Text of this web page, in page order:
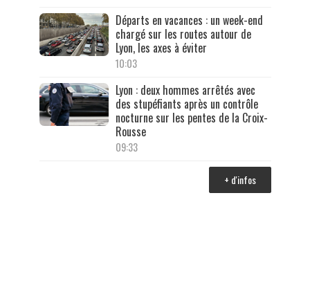
Départs en vacances : un week-end
chargé sur les routes autour de
Lyon, les axes à éviter
10:03
Lyon : deux hommes arrêtés avec
des stupéfiants après un contrôle
nocturne sur les pentes de la Croix-
Rousse
09:33
+ d'infos